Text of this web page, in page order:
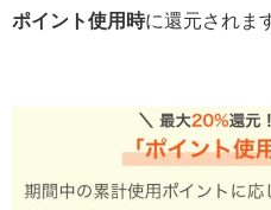
ポイント使用時に還元されま